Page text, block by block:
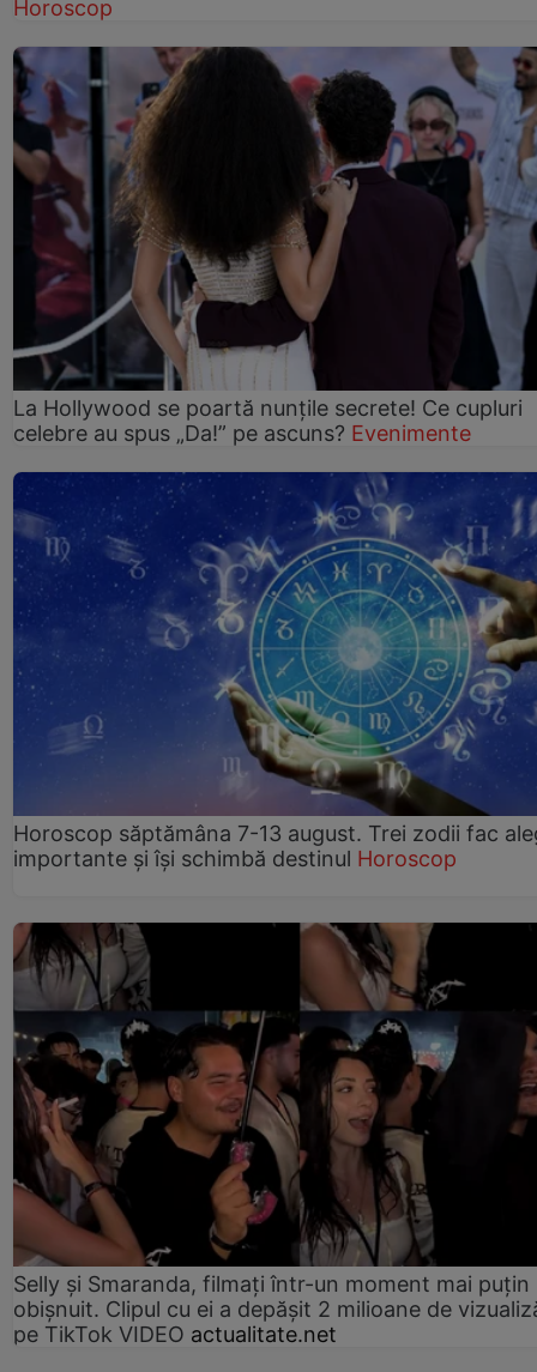
Horoscop
La Hollywood se poartă nunțile secrete! Ce cupluri
celebre au spus „Da!” pe ascuns? Evenimente
Horoscop săptămâna 7-13 august. Trei zodii fac
importante și își schimbă destinul Horoscop
Selly și Smaranda, filmați într-un moment mai puțin
obișnuit. Clipul cu ei a depășit 2 milioane de
pe TikTok VIDEO actualitate.net